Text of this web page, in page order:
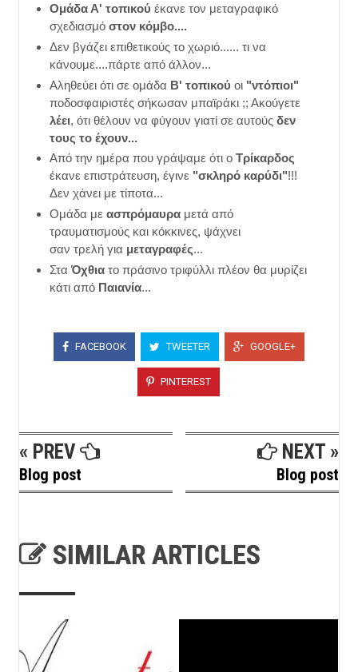
Ομάδα Α' τοπικού έκανε τον μεταγραφικό
σχεδιασμό στον κόμβο....
Δεν βγάζει επιθετικούς το χωριό...... τι να
κάνουμε....πάρτε από άλλον...
Αληθεύει ότι σε ομάδα Β' τοπικού οι "ντόπιοι"
ποδοσφαιριστές σήκωσαν μπαϊράκι ;; Ακούγετε
λέει, ότι θέλουν να φύγουν γιατί σε αυτούς δεν
τους το έχουν...
Από την ημέρα που γράψαμε ότι ο Τρίκαρδος
έκανε επιστράτευση, έγινε "σκληρό καρύδι"!!!
Δεν χάνει με τίποτα...
Ομάδα με ασπρόμαυρα μετά από
τραυματισμούς και κόκκινες, ψάχνει
σαν τρελή για μεταγραφές...
ΣταΌχθια το πράσινο τριφύλλι πλέον θα μυρίζει
κάτι από Παιανία...
FACEBOOK TWEETER GOOGLE+
PINTEREST
« PREV
Blog post
NEXT »
Blog post
SIMILAR ARTICLES